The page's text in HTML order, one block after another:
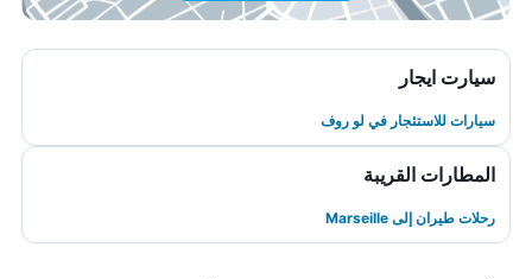
سيارت ايجار
سيارات للاستئجار في لو روف
المطارات القريبة
رحلات طيران إلى Marseille